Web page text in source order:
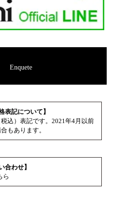
Enquete
表記について】
込）表記です。2021年4月以前
もあります。
合わせ】
ら